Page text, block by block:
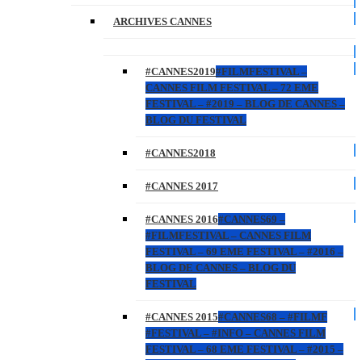
ARCHIVES CANNES
#CANNES2019#FILMFESTIVAL –
CANNES FILM FESTIVAL – 72 EME
FESTIVAL – #2019 – BLOG DE CANNES –
BLOG DU FESTIVAL
#CANNES2018
#CANNES 2017
#CANNES 2016#CANNES69 –
#FILMFESTIVAL – CANNES FILM
FESTIVAL – 69 EME FESTIVAL – #2016 –
BLOG DE CANNES – BLOG DU
FESTIVAL
#CANNES 2015#CANNES68 – #FILMF
#FESTIVAL – #INFO – CANNES FILM
FESTIVAL – 68 EME FESTIVAL – #2015 –